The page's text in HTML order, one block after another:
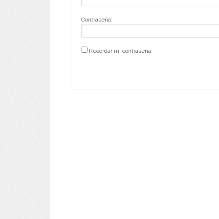
Contraseña:
Recordar mi contraseña